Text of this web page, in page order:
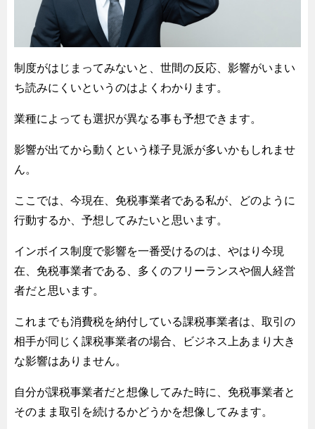
制度がはじまってみないと、世間の反応、影響がいまい
ち読みにくいというのはよくわかります。
業種によっても選択が異なる事も予想できます。
影響が出てから動くという様子見派が多いかもしれませ
ん。
ここでは、今現在、免税事業者である私が、どのように
行動するか、予想してみたいと思います。
インボイス制度で影響を一番受けるのは、やはり今現
在、免税事業者である、多くのフリーランスや個人経営
者だと思います。
これまでも消費税を納付している課税事業者は、取引の
相手が同じく課税事業者の場合、ビジネス上あまり大き
な影響はありません。
自分が課税事業者だと想像してみた時に、免税事業者と
そのまま取引を続けるかどうかを想像してみます。